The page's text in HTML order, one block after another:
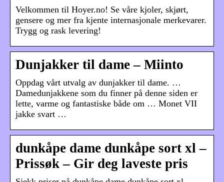
Velkommen til Hoyer.no! Se våre kjoler, skjørt,
gensere og mer fra kjente internasjonale merkevarer.
Trygg og rask levering!
Dunjakker til dame – Miinto
Oppdag vårt utvalg av dunjakker til dame. …
Damedunjakkene som du finner på denne siden er
lette, varme og fantastiske både om … Monet VII
jakke svart …
dunkåpe dame dunkåpe sort xl –
Prissøk – Gir deg laveste pris